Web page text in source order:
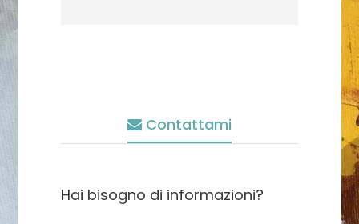
Contattami
Hai bisogno di informazioni?